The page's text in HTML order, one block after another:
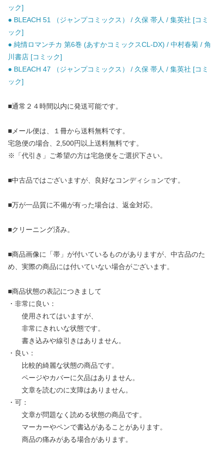
ック]
● BLEACH 51 （ジャンプコミックス） / 久保 帯人 / 集英社 [コミ
ック]
● 純情ロマンチカ 第6巻 (あすかコミックスCL-DX) / 中村春菊 / 角
川書店 [コミック]
● BLEACH 47 （ジャンプコミックス） / 久保 帯人 / 集英社 [コミ
ック]
■通常２４時間以内に発送可能です。
■メール便は、１冊から送料無料です。
宅急便の場合、2,500円以上送料無料です。
※「代引き」ご希望の方は宅急便をご選択下さい。
■中古品ではございますが、良好なコンディションです。
■万が一品質に不備が有った場合は、返金対応。
■クリーニング済み。
■商品画像に「帯」が付いているものがありますが、中古品のた
め、実際の商品には付いていない場合がございます。
■商品状態の表記につきまして
・非常に良い：
使用されてはいますが、
非常にきれいな状態です。
書き込みや線引きはありません。
・良い：
比較的綺麗な状態の商品です。
ページやカバーに欠品はありません。
文章を読むのに支障はありません。
・可：
文章が問題なく読める状態の商品です。
マーカーやペンで書込があることがあります。
商品の痛みがある場合があります。